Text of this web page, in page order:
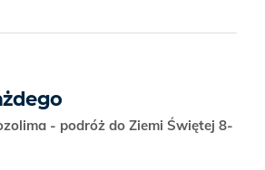
- podróż do Ziemi Świętej 8-